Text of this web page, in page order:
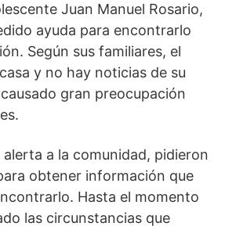
Juan Manuel Rosario,
ayuda para encontrarlo
Según sus familiares, el
y no hay noticias de su
gran preocupación
alerta a la comunidad, pidieron
obtener información que
Hasta el momento
las circunstancias que